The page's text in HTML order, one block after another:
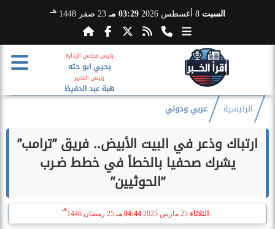
السبت 8 أغسطس 2026 03:29 مـ 23 صفر 1448 هـ
رئيس مجلس الإدارة
يحيي ابو حته
رئيس التحرير
هبة عبد الحفيظ
الرئيسية عربي ودولي
ارتباك وذعر في البيت الأبيض.. فريق ”ترامب”
يشرك صحفيا بالخطأ في خطط ضـرب
”الحوثيين”
الثلاثاء 25 مارس 2025 04:44 مـ 25 رمضان 1446
هـ